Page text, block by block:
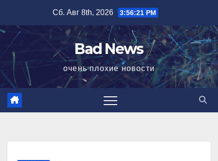
содержимому
Сб. Авг 8th, 2026 3:56:22 PM
Bad News
очень плохие новости